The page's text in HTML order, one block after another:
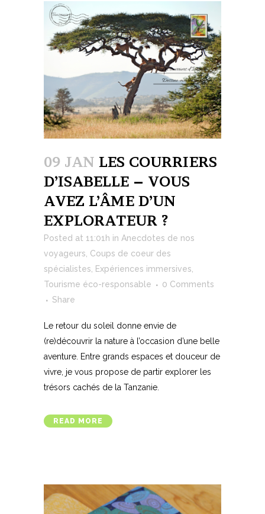
09 JAN LES COURRIERS
D’ISABELLE – VOUS
AVEZ L’ÂME D’UN
EXPLORATEUR ?
Posted at 11:01h in Anecdotes de nos
voyageurs Coups de coeur des
spécialistes
Expériences immersives
Tourisme éco-responsable
0 Comments
Share
Le retour du soleil donne envie de
(re)découvrir la nature à l’occasion d’une belle
aventure. Entre grands espaces et douceur de
vivre, je vous propose de partir explorer les
trésors cachés de la Tanzanie.
READ MORE